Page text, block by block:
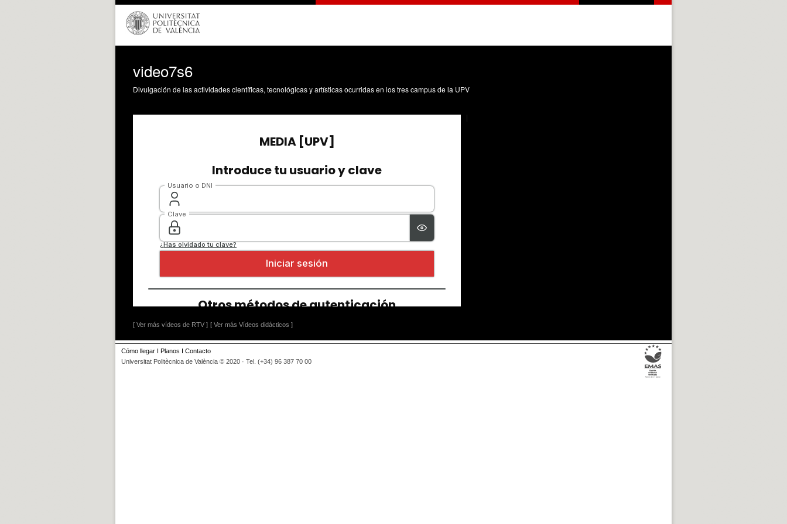
video7s6
Divulgación de las actividades científicas, tecnológicas y artísticas ocurridas en los tres campus de la UPV
[ Ver más vídeos de RTV ] [ Ver más Vídeos didácticos ]
Cómo llegar I Planos I Contacto
Universitat Politècnica de València © 2020 · Tel. (+34) 96 387 70 00